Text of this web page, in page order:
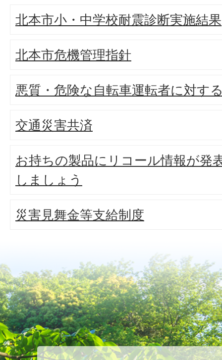
北本市小・中学校耐震診断実施結果
北本市危機管理指針
悪質・危険な自転車運転者に対す
交通災害共済
お持ちの製品にリコール情報が発
しましょう
災害見舞金等支給制度